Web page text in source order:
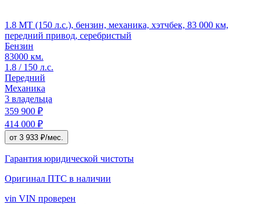
1.8 MT (150 л.с.), бензин, механика, хэтчбек, 83 000 км,
передний привод, серебристый
Бензин
83000 км.
1.8 / 150 л.с.
Передний
Механика
3 владельца
359 900 ₽
414 000 ₽
от 3 933 ₽/мес.
Гарантия юридической чистоты
Оригинал ПТС в наличии
vin VIN проверен